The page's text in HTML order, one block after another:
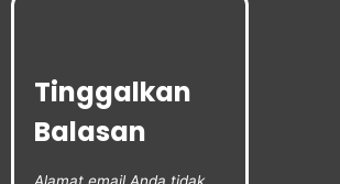
Tinggalkan
Balasan
Alamat email Anda tidak